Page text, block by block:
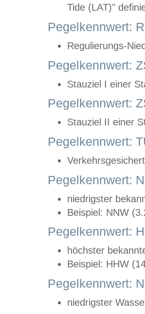
Tide (LAT)"
Pegelkennwert:
Regulierungs-
Pegelkennwert:
Stauziel I einer
Pegelkennwert:
Stauziel II einer
Pegelkennwert:
Pegelkennwert:
niedrigster
Beispiel: NNW
Pegelkennwert:
höchster
Beispiel: HHW
Pegelkennwert:
niedrigster